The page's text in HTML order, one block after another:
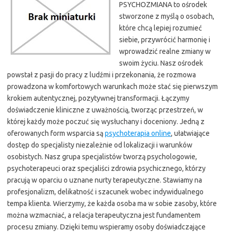
PSYCHOZMIANA to ośrodek
stworzone z myślą o osobach,
które chcą lepiej rozumieć
siebie, przywrócić harmonię i
wprowadzić realne zmiany w
swoim życiu. Nasz ośrodek
powstał z pasji do pracy z ludźmi i przekonania, że rozmowa
prowadzona w komfortowych warunkach może stać się pierwszym
krokiem autentycznej, pozytywnej transformacji. Łączymy
doświadczenie kliniczne z uważnością, tworząc przestrzeń, w
której każdy może poczuć się wysłuchany i doceniony. Jedną z
oferowanych form wsparcia sąpsychoterapia online, ułatwiające
dostęp do specjalisty niezależnie od lokalizacji i warunków
osobistych. Nasz grupa specjalistów tworzą psychologowie,
psychoterapeuci oraz specjaliści zdrowia psychicznego, którzy
pracują w oparciu o uznane nurty terapeutyczne. Stawiamy na
profesjonalizm, delikatność i szacunek wobec indywidualnego
tempa klienta. Wierzymy, że każda osoba ma w sobie zasoby, które
można wzmacniać, a relacja terapeutyczna jest fundamentem
procesu zmiany. Dzięki temu wspieramy osoby doświadczające